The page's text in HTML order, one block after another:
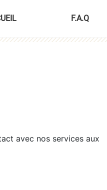
F.A.Q
avec nos services aux